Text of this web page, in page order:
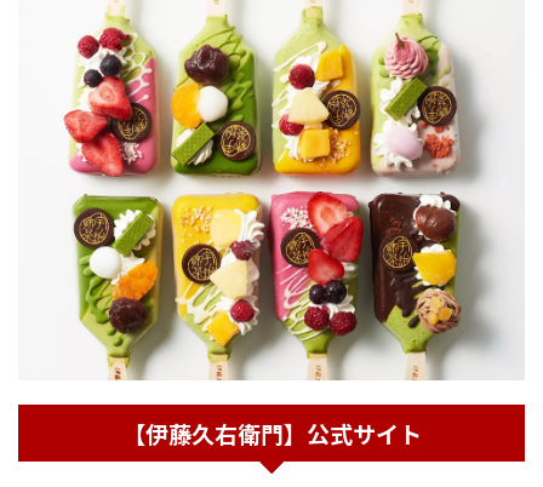
【伊藤久右衛門】公式サイト